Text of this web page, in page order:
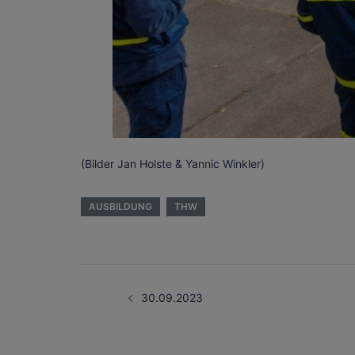
(Bilder Jan Holste & Yannic Winkler)
AUSBILDUNG THW
30.09.2023